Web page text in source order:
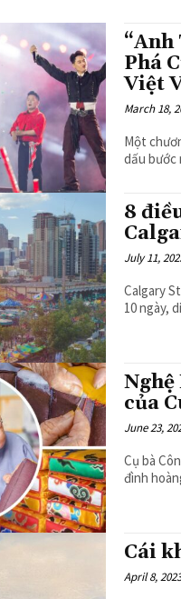
“Anh
Phá
Việt
March 18,
Một
dấu bước
8
July 11,
Calgary
10 ngày,
của
June 23,
Cụ bà
đình
Cái
April 8,